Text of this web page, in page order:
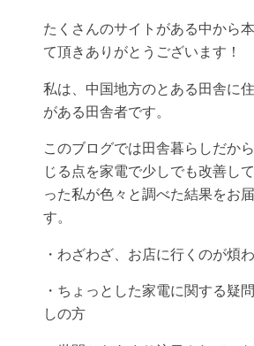
たくさんのサイトがある中から
て頂きありがとうございます！
私は、中国地方のとある田舎に
がある田舎者です。
このブログでは田舎暮らしだか
じる点を家電で少しでも改善し
った私が色々と調べた結果をお
す。
・わざわざ、お店に行くのが煩
・ちょっとした家電に関する疑
しの方